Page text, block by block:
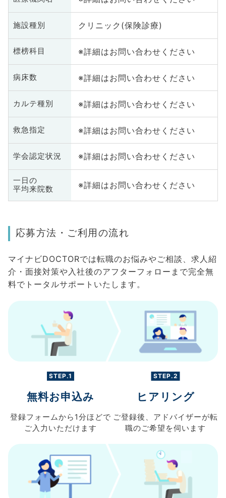
施設種別 クリニック(保険診療)
標榜科目 ※詳細はお問い合わせください
病床数 ※詳細はお問い合わせください
カルテ種別 ※詳細はお問い合わせください
救急指定 ※詳細はお問い合わせください
学会認定状況 ※詳細はお問い合わせください
一日の
平均来院数
※詳細はお問い合わせください
応募方法・ご利用の流れ
マイナビDOCTORでは転職のお悩みやご相談、求人紹
介・面接対策や入社後のアフターフォローまで完全無
料でトータルサポートいたします。
STEP.1
無料お申込み
登録フォームから 1分ほどで
ご入力 いただけます
STEP.2
ヒアリング
ご登録後、 アドバイザーが転
職のご希望を伺います